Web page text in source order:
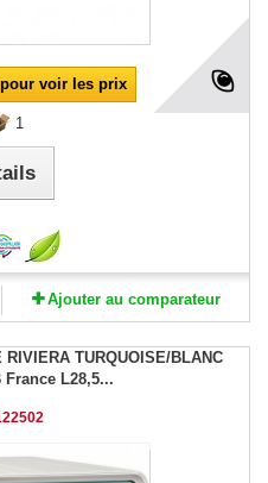
voir les prix
1
Ajouter au comparateur
RIVIERA TURQUOISE/BLANC
France L28,5...